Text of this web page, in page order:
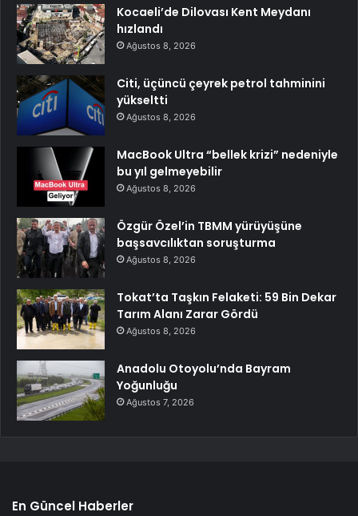
Kocaeli’de Dilovası Kent Meydanı
hızlandı
Ağustos 8, 2026
Citi, üçüncü çeyrek petrol tahminini
yükseltti
Ağustos 8, 2026
MacBook Ultra “bellek krizi” nedeniyle
bu yıl gelmeyebilir
Ağustos 8, 2026
Özgür Özel’in TBMM yürüyüşüne
başsavcılıktan soruşturma
Ağustos 8, 2026
Tokat’ta Taşkın Felaketi: 59 Bin Dekar
Tarım Alanı Zarar Gördü
Ağustos 8, 2026
Anadolu Otoyolu’nda Bayram
Yoğunluğu
Ağustos 7, 2026
En Güncel Haberler